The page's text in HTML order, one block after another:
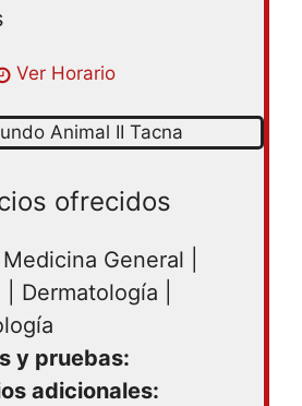
– 06:00PM | Martes
| Miércoles 09:30AM
09:30AM – 06:00PM |
– 06:00PM | Sábado
Ver Horario
ofrecidos
Medicina General |
Dermatología |
y pruebas:
adicionales: